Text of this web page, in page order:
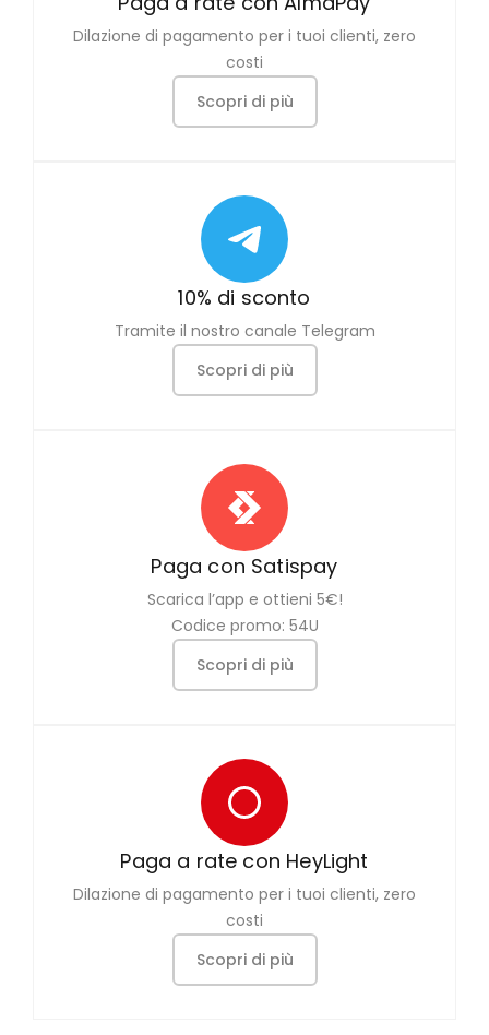
Dilazione di pagamento per i tuoi clienti, zero
costi
Scopri di più
10% di sconto
Tramite il nostro canale Telegram
Scopri di più
Paga con Satispay
Scarica l’app e ottieni 5€!
Codice promo: 54U
Scopri di più
Paga a rate con HeyLight
Dilazione di pagamento per i tuoi clienti, zero
costi
Scopri di più